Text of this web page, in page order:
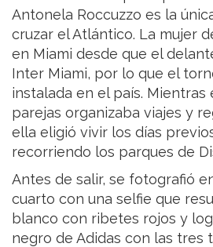
Antonela Roccuzzo es la
cruzar el Atlántico. La mujer
en Miami desde que el
Inter Miami, por lo que el
instalada en el país. Mientras
parejas organizaba viajes y
ella eligió vivir los días
recorriendo los parques de
Antes de salir, se fotografió
cuarto con una selfie que
blanco con ribetes rojos y
negro de Adidas con las tres